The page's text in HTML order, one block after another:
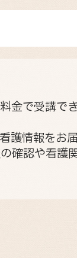
金で受講で
護情報をお
確認や看護